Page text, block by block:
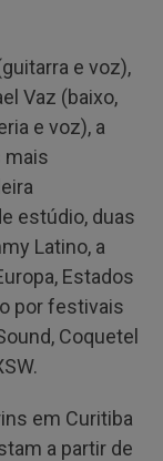
e voz),
Vaz (baixo,
e voz), a
mais
estúdio, duas
Latino, a
Estados
por festivais
Coquetel
em Curitiba
a partir de